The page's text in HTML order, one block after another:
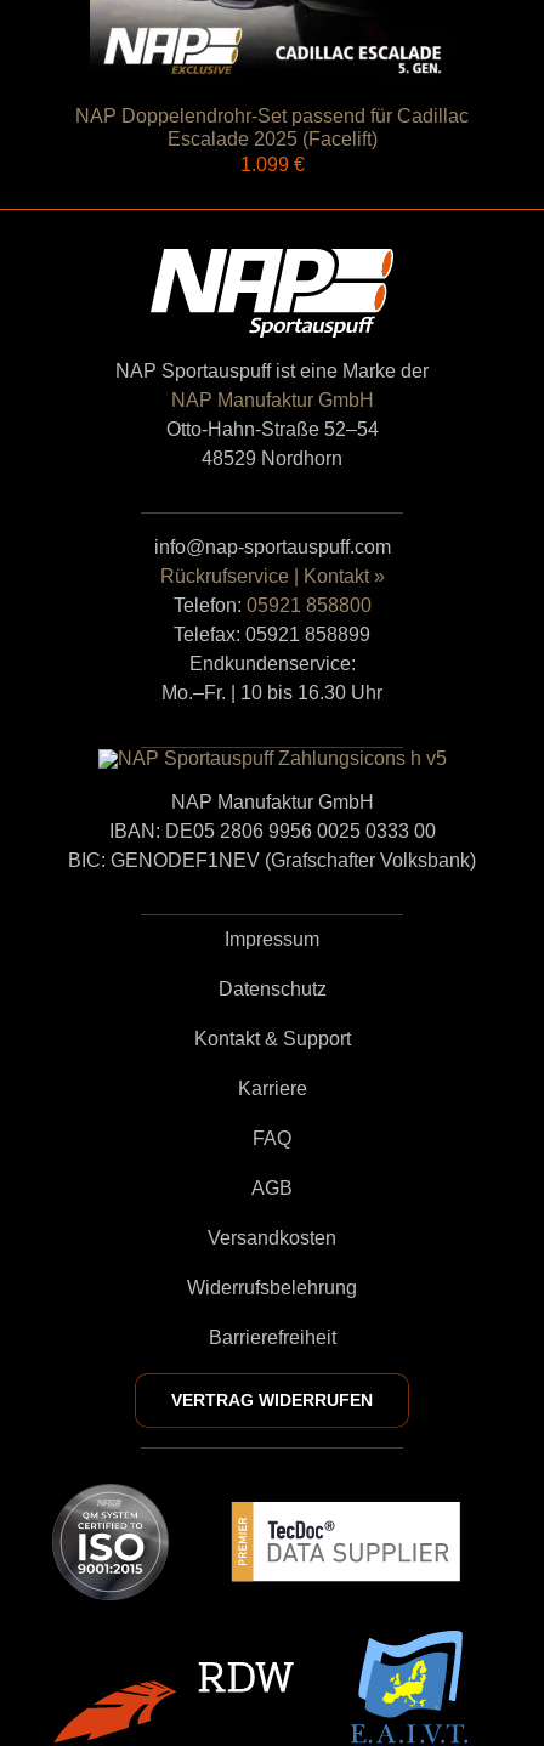
NAP Doppelendrohr-Set passend für Cadillac
Escalade 2025 (Facelift)
1.099 €
NAP Sportauspuff ist eine Marke der
NAP Manufaktur GmbH
Otto-Hahn-Straße 52–54
48529 Nordhorn
info@nap-sportauspuff.com
Rückrufservice | Kontakt »
Telefon: 05921 858800
Telefax: 05921 858899
Endkundenservice:
Mo.–Fr. | 10 bis 16.30 Uhr
NAP Manufaktur GmbH
IBAN: DE05 2806 9956 0025 0333 00
BIC: GENODEF1NEV (Grafschafter Volksbank)
Impressum
Datenschutz
Kontakt & Support
Karriere
FAQ
AGB
Versandkosten
Widerrufsbelehrung
Barrierefreiheit
VERTRAG WIDERRUFEN